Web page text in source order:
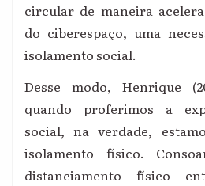
circular de maneira
do ciberespaço, uma
isolamento social.
Desse modo, Henrique
quando proferimos a
social, na verdade,
isolamento físico.
distanciamento físico